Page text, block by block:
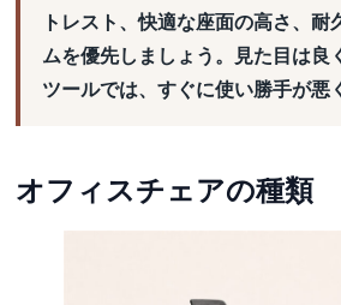
トレスト、快適な座面の高さ、耐
ムを優先しましょう。見た目は良
ツールでは、すぐに使い勝手が悪
オフィスチェアの種類